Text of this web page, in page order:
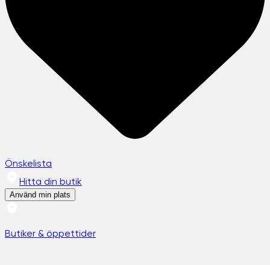
Önskelista
Hitta din butik
Använd min plats
Butiker & öppettider